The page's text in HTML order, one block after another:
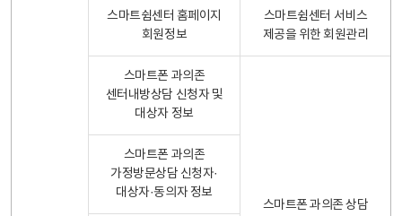
스마트쉼센터 홈페이지
회원정보
스마트쉼센터 서비스
제공을 위한 회원관리
스마트폰 과의존
센터내방상담 신청자 및
대상자 정보
스마트폰 과의존 상담
스마트폰 과의존
가정방문상담 신청자·
대상자·동의자 정보